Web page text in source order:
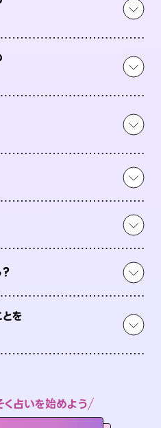
を
く占いを始めよう